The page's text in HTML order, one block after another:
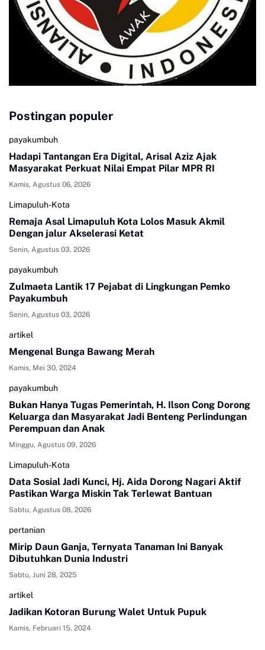
Postingan populer
payakumbuh
Hadapi Tantangan Era Digital, Arisal Aziz Ajak
Masyarakat Perkuat Nilai Empat Pilar MPR RI
Kamis, Agustus 06, 2026
Limapuluh-Kota
Remaja Asal Limapuluh Kota Lolos Masuk Akmil
Dengan jalur Akselerasi Ketat
Senin, Agustus 03, 2026
payakumbuh
Zulmaeta Lantik 17 Pejabat di Lingkungan Pemko
Payakumbuh
Senin, Agustus 03, 2026
artikel
Mengenal Bunga Bawang Merah
Kamis, Mei 30, 2024
payakumbuh
Bukan Hanya Tugas Pemerintah, H. Ilson Cong Dorong
Keluarga dan Masyarakat Jadi Benteng Perlindungan
Perempuan dan Anak
Minggu, Agustus 09, 2026
Limapuluh-Kota
Data Sosial Jadi Kunci, Hj. Aida Dorong Nagari Aktif
Pastikan Warga Miskin Tak Terlewat Bantuan
Sabtu, Agustus 08, 2026
pertanian
Mirip Daun Ganja, Ternyata Tanaman Ini Banyak
Dibutuhkan Dunia Industri
Sabtu, Juni 28, 2025
artikel
Jadikan Kotoran Burung Walet Untuk Pupuk
Kamis, Februari 15, 2024